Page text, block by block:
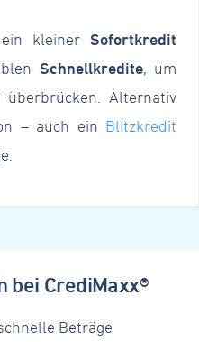
kleiner Sofortkredit
Schnellkredite, um
Alternativ
– auch ein Blitzkredit
bei CrediMaxx®
Beträge